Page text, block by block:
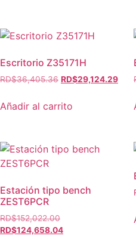
Escritorio Z35171H
RD$36,405.36 RD$29,124.29
Añadir al carrito
Estación tipo bench
ZEST6PCR
RD$152,022.00
RD$124,658.04